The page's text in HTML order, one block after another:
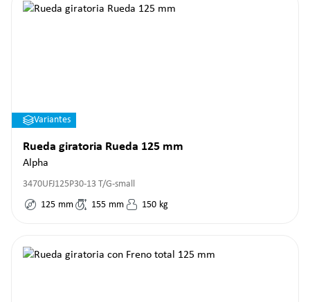
Variantes
Rueda giratoria Rueda 125 mm
Alpha
3470UFJ125P30-13 T/G-small
125 mm 155 mm 150 kg